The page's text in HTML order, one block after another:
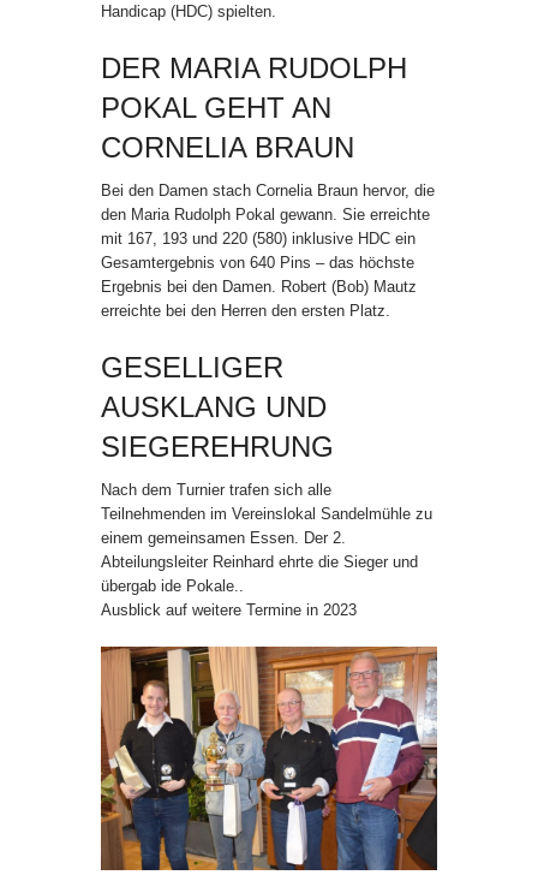
Handicap (HDC) spielten.
DER MARIA RUDOLPH
POKAL GEHT AN
CORNELIA BRAUN
Bei den Damen stach Cornelia Braun hervor, die
den Maria Rudolph Pokal gewann. Sie erreichte
mit 167, 193 und 220 (580) inklusive HDC ein
Gesamtergebnis von 640 Pins – das höchste
Ergebnis bei den Damen. Robert (Bob) Mautz
erreichte bei den Herren den ersten Platz.
GESELLIGER
AUSKLANG UND
SIEGEREHRUNG
Nach dem Turnier trafen sich alle
Teilnehmenden im Vereinslokal Sandelmühle zu
einem gemeinsamen Essen. Der 2.
Abteilungsleiter Reinhard ehrte die Sieger und
übergab ide Pokale..
Ausblick auf weitere Termine in 2023